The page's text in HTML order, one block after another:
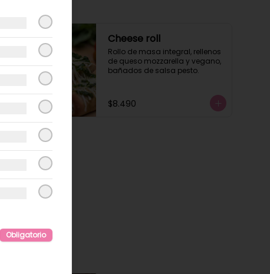
Cheese roll
Rollo de masa integral, rellenos
de queso mozzarella y vegano,
bañados de salsa pesto.
$8.490
Obligatorio